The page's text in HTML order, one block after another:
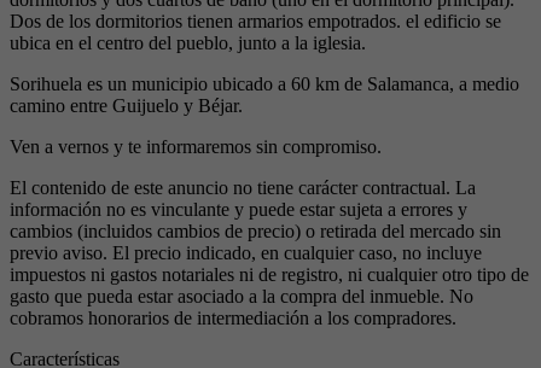
Dos de los dormitorios tienen armarios empotrados. el edificio se
ubica en el centro del pueblo, junto a la iglesia.
Sorihuela es un municipio ubicado a 60 km de Salamanca, a medio
camino entre Guijuelo y Béjar.
Ven a vernos y te informaremos sin compromiso.
El contenido de este anuncio no tiene carácter contractual. La
información no es vinculante y puede estar sujeta a errores y
cambios (incluidos cambios de precio) o retirada del mercado sin
previo aviso. El precio indicado, en cualquier caso, no incluye
impuestos ni gastos notariales ni de registro, ni cualquier otro tipo de
gasto que pueda estar asociado a la compra del inmueble. No
cobramos honorarios de intermediación a los compradores.
Características